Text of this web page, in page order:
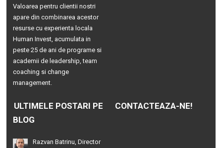
Valoarea pentru clientii nostri
apare din combinarea acestor
resurse cu experienta locala
Human Invest, acumulata in
peste 25 de ani de programe si
academii de leadership, team
coaching si change
management.
ULTIMELE POSTARI PE
BLOG
Razvan Batrinu, Director
CONTACTEAZA-NE!